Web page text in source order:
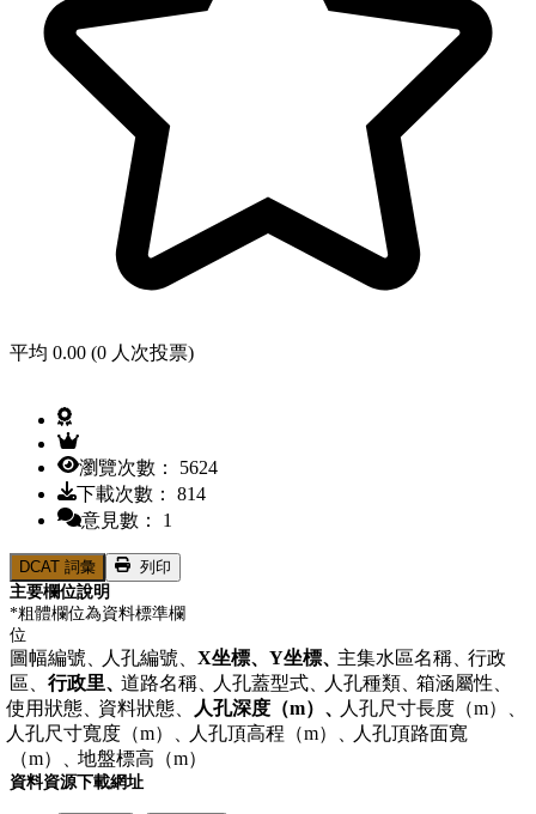
平均 0.00 (0 人次投票)
瀏覽次數： 5624
下載次數： 814
意見數： 1
DCAT 詞彙
列印
主要欄位說明
*粗體欄位為資料標準欄
位
圖幅編號、 人孔編號、 X坐標、 Y坐標、主集水區名稱、行政
區、 行政里、道路名稱、 人孔蓋型式、 人孔種類、箱涵屬性、
使用狀態、資料狀態、 人孔深度（m）、 人孔尺寸長度（m）、
人孔尺寸寬度（m）、 人孔頂高程（m）、 人孔頂路面寬
（m）、地盤標高（m）
資料資源下載網址